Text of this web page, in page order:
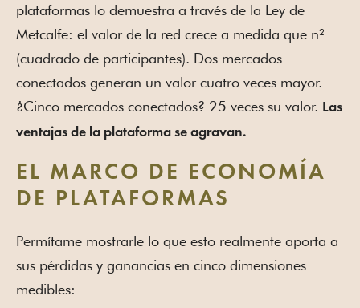
plataformas lo demuestra a través de la Ley de
Metcalfe: el valor de la red crece a medida que n²
(cuadrado de participantes). Dos mercados
conectados generan un valor cuatro veces mayor.
¿Cinco mercados conectados? 25 veces su valor. Las
ventajas de la plataforma se agravan.
EL MARCO DE ECONOMÍA
DE PLATAFORMAS
Permítame mostrarle lo que esto realmente aporta a
sus pérdidas y ganancias en cinco dimensiones
medibles: